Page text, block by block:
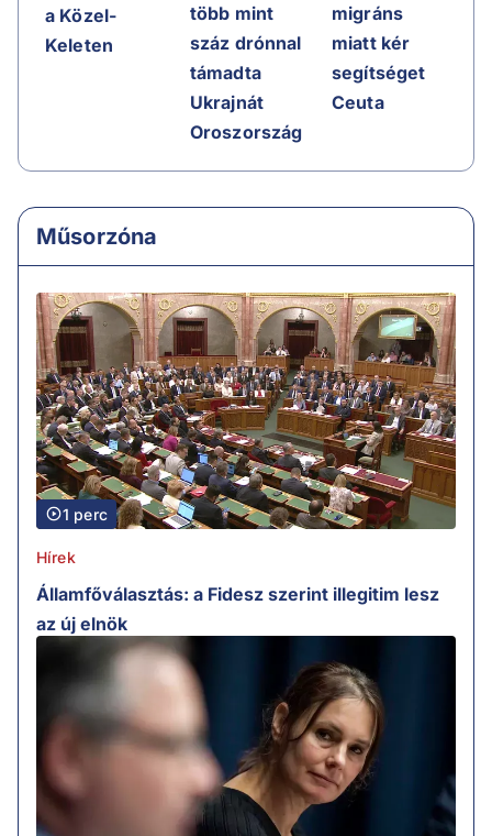
a Közel-
Keleten
több mint
száz drónnal
támadta
Ukrajnát
Oroszország
migráns
miatt kér
segítséget
Ceuta
Műsorzóna
1 perc
Hírek
Államfőválasztás: a Fidesz szerint illegitim lesz
az új elnök